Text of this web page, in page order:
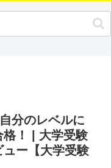
分のレベルに
格！ | 大学受験
ー【大学受験